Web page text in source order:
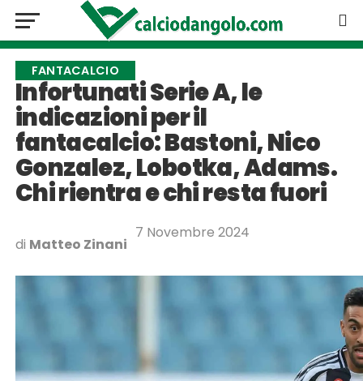
FANTACALCIO
Infortunati Serie A, le
indicazioni per il
fantacalcio: Bastoni, Nico
Gonzalez, Lobotka, Adams.
Chi rientra e chi resta fuori
di Matteo Zinani
7 Novembre 2024